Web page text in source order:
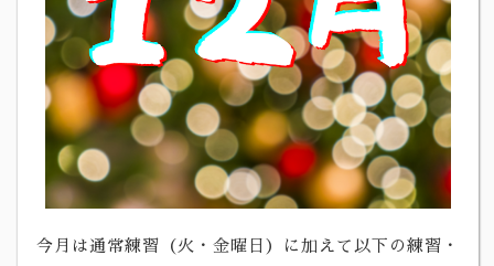
今月は通常練習（火・金曜日）に加えて以下の練習・